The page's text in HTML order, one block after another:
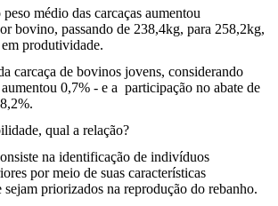
médio das carcaças aumentou
bovino, passando de 238,4kg, para 258,2kg,
produtividade.
carcaça de bovinos jovens, considerando
0,7% - e a participação no abate de
qual a relação?
na identificação de indivíduos
por meio de suas características
sejam priorizados na reprodução do rebanho.